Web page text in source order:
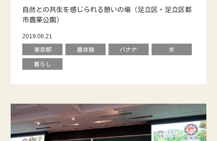
自然との共生を感じられる憩いの場（足立区・足立区都
市農業公園）
2019.06.21
東京都 農体験 バナナ 米
暮らし